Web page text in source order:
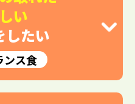
い
したい
ンス食